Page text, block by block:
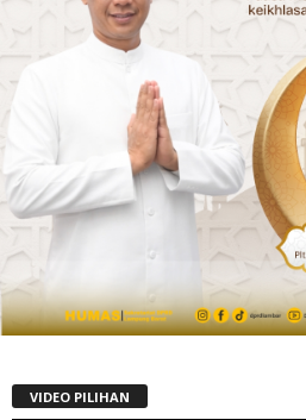
VIDEO PILIHAN